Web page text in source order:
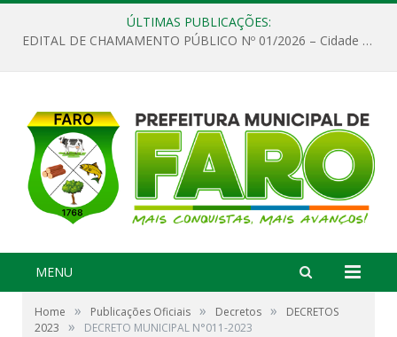
ÚLTIMAS PUBLICAÇÕES:
EDITAL DE CHAMAMENTO PÚBLICO Nº 01/2026 – Cidade de Faro
MENU
Home » Publicações Oficiais » Decretos »
DECRETOS
2023
» DECRETO MUNICIPAL N°011-2023